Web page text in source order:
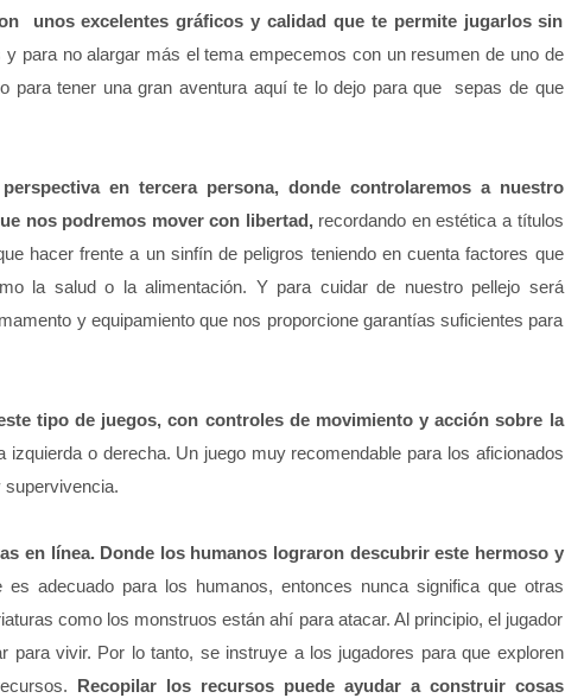
unos excelentes gráficos y calidad que te permite jugarlos sin
y para no alargar más el tema empecemos con un resumen de uno de
para tener una gran aventura aquí te lo dejo para que sepas de que
en tercera persona, donde controlaremos a nuestro
nos podremos mover con libertad,recordando en estética a títulos
hacer frente a un sinfín de peligros teniendo en cuenta factores que
la salud o la alimentación. Y para cuidar de nuestro pellejo será
y equipamiento que nos proporcione garantías suficientes para
tipo de juegos, con controles de movimiento y acción sobre la
izquierda o derecha. Un juego muy recomendable para los aficionados
supervivencia.
en línea. Donde los humanos lograron descubrir este hermoso y
adecuado para los humanos, entonces nunca significa que otras
como los monstruos están ahí para atacar. Al principio, el jugador
para vivir. Por lo tanto, se instruye a los jugadores para que exploren
Recopilar los recursos puede ayudar a construir cosas